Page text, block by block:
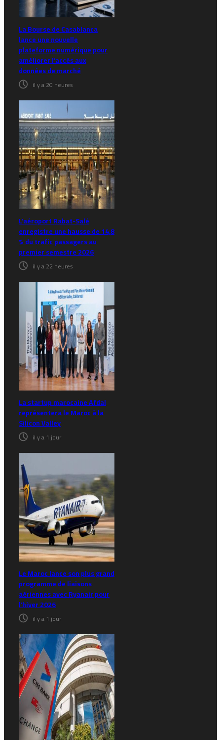
La Bourse de Casablanca
lance une nouvelle
plateforme numérique pour
améliorer l’accès aux
données de marché
il y a 20 heures
L’aéroport Rabat-Salé
enregistre une hausse de 14,8
% du trafic passagers au
premier semestre 2026
il y a 22 heures
La startup marocaine Afdal
représentera le Maroc à la
Silicon Valley
il y a 1 jour
Le Maroc lance son plus grand
programme de liaisons
aériennes avec Ryanair pour
l’hiver 2026
il y a 1 jour